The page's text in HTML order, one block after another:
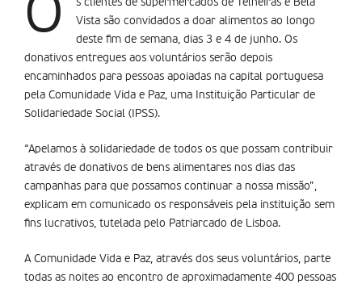
O
s clientes de supermercados de Telheiras e Bela
Vista são convidados a doar alimentos ao longo
deste fim de semana, dias 3 e 4 de junho. Os
donativos entregues aos voluntários serão depois
encaminhados para pessoas apoiadas na capital portuguesa
pela Comunidade Vida e Paz, uma Instituição Particular de
Solidariedade Social (IPSS).
“Apelamos à solidariedade de todos os que possam contribuir
através de donativos de bens alimentares nos dias das
campanhas para que possamos continuar a nossa missão”,
explicam em comunicado os responsáveis pela instituição sem
fins lucrativos, tutelada pelo Patriarcado de Lisboa.
A Comunidade Vida e Paz, através dos seus voluntários, parte
todas as noites ao encontro de aproximadamente 400 pessoas